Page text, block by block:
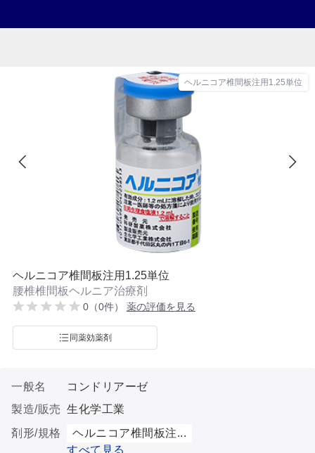
ヘルニコア椎間板注用1.25単位
ヘルニコア椎間板注用1.25単位
腰椎椎間板ヘルニア治療剤
0（0件） 薬の評価を見る
同薬効薬剤
一般名
コンドリアーゼ
製造/販売 生化学工業
剤形/規格
ヘルニコア椎間板注...
すべて見る